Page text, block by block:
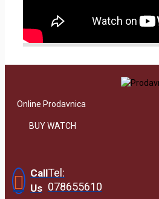
Online Prodavnica
BUY WATCH
Call
Us
Tel:
078655610